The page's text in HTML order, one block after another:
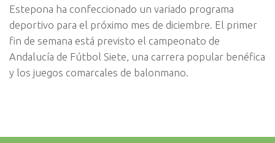
Estepona ha confeccionado un variado programa
deportivo para el próximo mes de diciembre. El primer
fin de semana está previsto el campeonato de
Andalucía de Fútbol Siete, una carrera popular benéfica
y los juegos comarcales de balonmano.